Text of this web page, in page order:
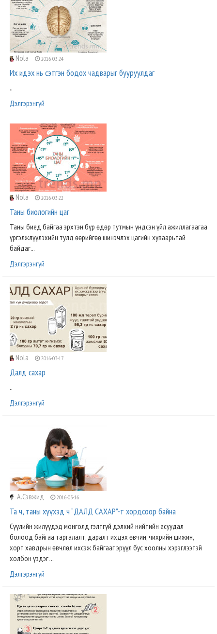
Nola 2016-03-24
Их идэх нь сэтгэн бодох чадварыг бууруулдаг
..
Дэлгэрэнгүй
Nola 2016-03-22
Таны биологийн цаг
Таны биед байгаа эрхтэн бүр өдөр тутмын үндсэн үйл ажиллагаагаа
үргэлжлүүлэхийн тулд өөрийгөө шинэчлэх цагийн хуваарьтай
байдаг...
Дэлгэрэнгүй
Nola 2016-03-17
Далд сахар
..
Дэлгэрэнгүй
А.Сэвжид 2016-03-16
Та ч, таны хүүхэд ч “ДАЛД САХАР”-т хордсоор байна
Сүүлийн жилүүдэд монголд гэлтгүй дэлхий нийтийн асуудал
болоод байгаа таргалалт, даралт ихдэх өвчин, чихрийн шижин,
хорт хавдрын өвчлөл ихсэж байгааг эрүүл бус хоолны хэрэглээтэй
холбон үздэг. ..
Дэлгэрэнгүй